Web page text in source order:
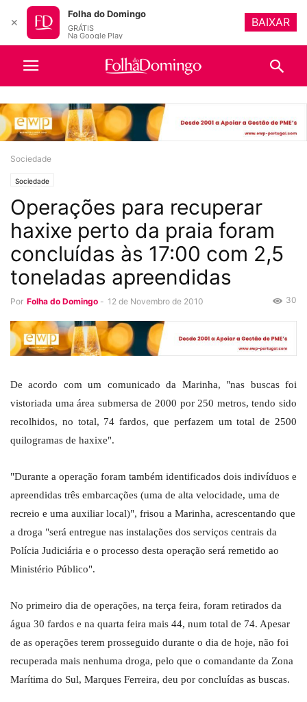
Sociedade
Sociedade
Operações para recuperar
haxixe perto da praia foram
concluídas às 17:00 com 2,5
toneladas apreendidas
Por Folha do Domingo - 12 de Novembro de 2010 30
De acordo com um comunicado da Marinha, "nas buscas foi
vistoriada uma área submersa de 2000 por 250 metros, tendo sido
recolhidos, no total, 74 fardos, que perfazem um total de 2500
quilogramas de haxixe".
"Durante a operação foram também identificados dois indivíduos e
apreendidas três embarcações (uma de alta velocidade, uma de
recreio e uma auxiliar local)", frisou a Marinha, acrescentando que
a droga "será entregue nas instalações dos serviços centrais da
Polícia Judiciária e o processo desta operação será remetido ao
Ministério Público".
No primeiro dia de operações, na terça feira, foram retirados da
água 30 fardos e na quarta feira mais 44, num total de 74. Apesar
de as operações terem prosseguido durante o dia de hoje, não foi
recuperada mais nenhuma droga, pelo que o comandante da Zona
Marítima do Sul, Marques Ferreira, deu por concluídas as buscas.
✕
Folha do Domingo
GRÁTIS
Na Google Play
BAIXAR